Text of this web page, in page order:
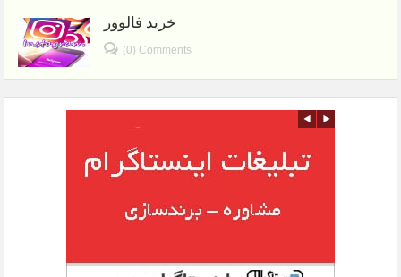
خرید فالوور
(0) Comments